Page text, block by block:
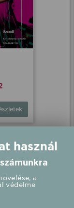
használ
a
védelme